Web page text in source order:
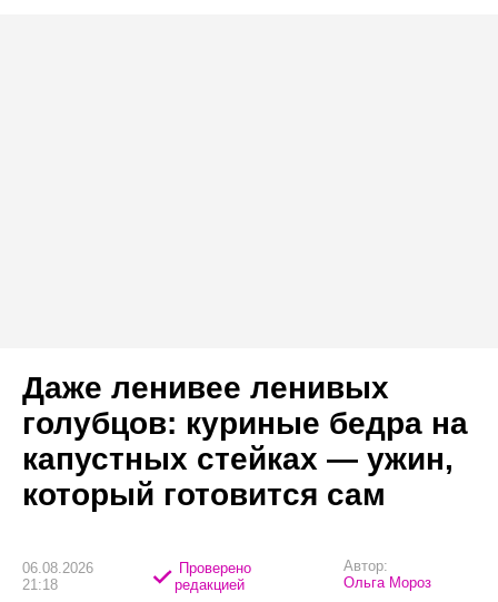
Даже ленивее ленивых
голубцов: куриные бедра на
капустных стейках — ужин,
который готовится сам
06.08.2026
21:18
Проверено
редакцией
Автор:
Ольга Мороз